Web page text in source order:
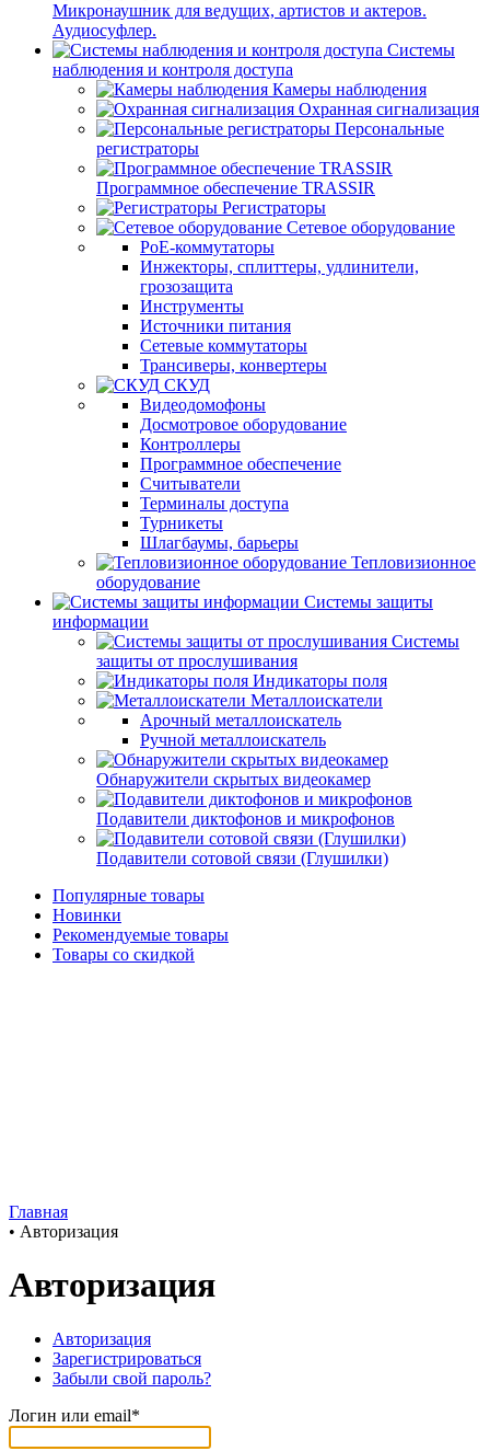
Микронаушник для ведущих, артистов и актеров.
Аудиосуфлер.
Системы
наблюдения и контроля доступа
Камеры наблюдения
Охранная сигнализация
Персональные
регистраторы
Программное обеспечение TRASSIR
Регистраторы
Сетевое оборудование
PoE-коммутаторы
Инжекторы, сплиттеры, удлинители,
грозозащита
Инструменты
Источники питания
Сетевые коммутаторы
Трансиверы, конвертеры
СКУД
Видеодомофоны
Досмотровое оборудование
Контроллеры
Программное обеспечение
Считыватели
Терминалы доступа
Турникеты
Шлагбаумы, барьеры
Тепловизионное
оборудование
Системы защиты
информации
Системы
защиты от прослушивания
Индикаторы поля
Металлоискатели
Арочный металлоискатель
Ручной металлоискатель
Обнаружители скрытых видеокамер
Подавители диктофонов и микрофонов
Подавители сотовой связи (Глушилки)
Популярные товары
Новинки
Рекомендуемые товары
Товары со скидкой
Главная
• Авторизация
Авторизация
Авторизация
Зарегистрироваться
Забыли свой пароль?
Логин или email*